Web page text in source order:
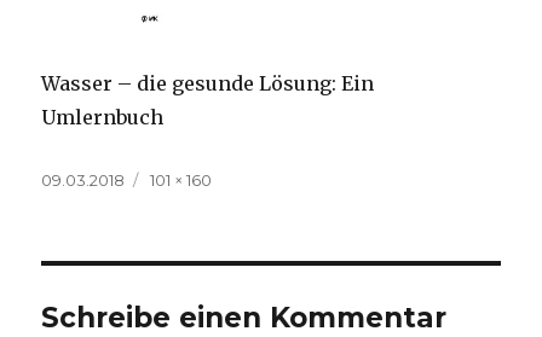
Wasser – die gesunde Lösung: Ein
Umlernbuch
Veröffentlicht
09.03.2018
Volle
101 × 160
Schreibe einen Kommentar